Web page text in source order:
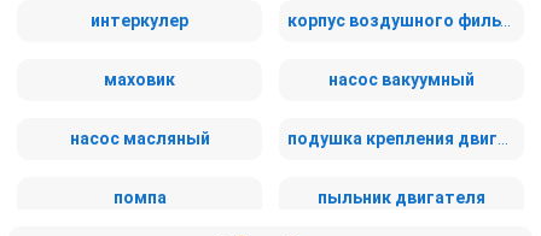
интеркулер корпус воздушного фильтра
маховик насос вакуумный
насос масляный
помпа пыльник двигателя